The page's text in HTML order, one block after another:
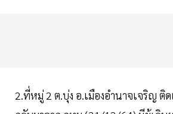
2.ที่หมู่ 2 ต.บุ่ง อ.เมืองอำนาจเจริญ ติด